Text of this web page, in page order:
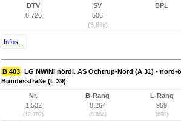
DTV
8.726
SV
506
(5,8%)
BPL
Infos...
B 403 LG NW/NI nördl. AS Ochtrup-Nord (A 31) - nord-
Bundesstraße (L 39)
Nr.
1.532
(12.762)
B-Rang
8.264
(5.864)
L-Rang
959
(690)